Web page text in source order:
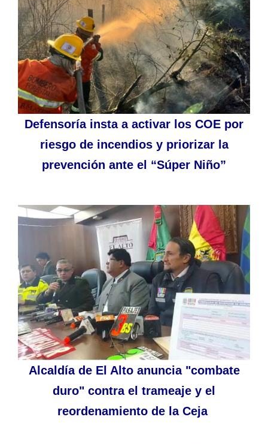
Defensoría insta a activar los COE por
riesgo de incendios y priorizar la
prevención ante el “Súper Niño”
Alcaldía de El Alto anuncia "combate
duro" contra el trameaje y el
reordenamiento de la Ceja